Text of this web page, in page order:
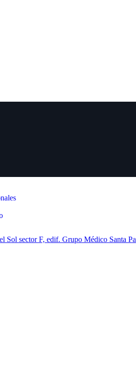
sector F, edif. Grupo Médico Santa